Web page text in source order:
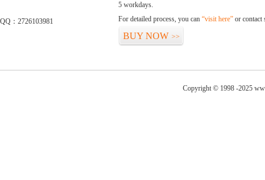
QQ：2726103981
5 workdays.
For detailed process, you can “visit here” or contact
BUY NOW >>
Copyright © 1998 -2025